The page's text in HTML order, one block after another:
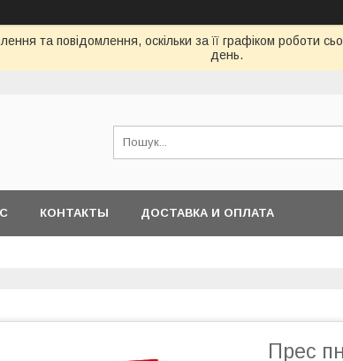
та повідомлення, оскільки за її графіком роботи
день.
КОНТАКТЫ ДОСТАВКА И ОПЛАТА
Прес